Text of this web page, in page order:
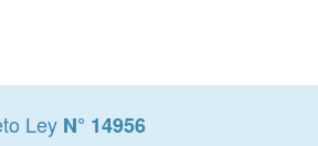
Ley N° 14956